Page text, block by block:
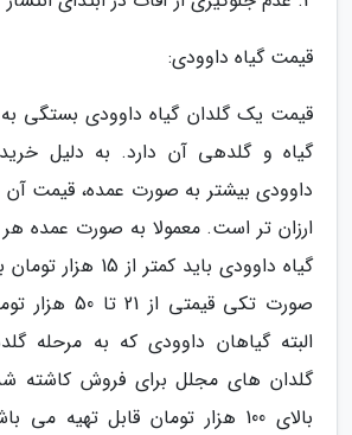
قیمت گیاه داوودی:
قیمت یک گلدان گیاه داوودی بستگی
گیاه و گلدهی آن دارد. به دلیل
داوودی بیشتر به صورت عمده، قیمت
ارزان تر است. معمولا به صورت عمده
گیاه داوودی باید
صورت تکی
البته گیاهان داوودی که به مرحله
گلدان های مجلل برای فروش کاشته
بالای 100 هزار تومان قابل تهیه